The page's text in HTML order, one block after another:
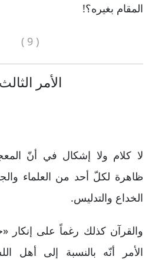
المقام بغيره؟!
( 9 )
الأمر الثالث
لا كلام ولا إشكال في أنّ
ظاهرة لكلّ أحد من العلماء
الخداع والتدليس.
والقرآن كذلك رغماً على إنكار
الأمر أنّه بالنسبة إلى أهل